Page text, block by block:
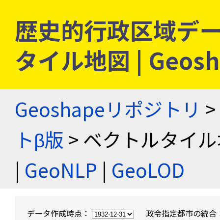
歴史的行政区域デ
タイル地図 |
Geoshapeリポジトリ >
トβ版 > ベクトルタイ
| GeoNLP | GeoLOD
データ作成時点： 政令指定都市の統